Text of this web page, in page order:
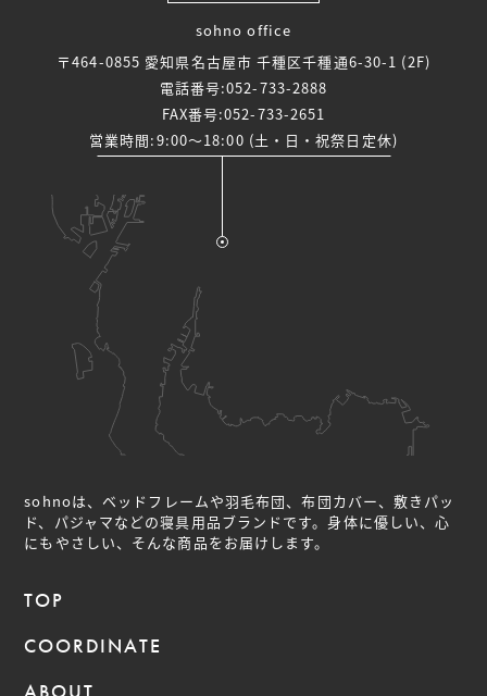
sohno office
〒464-0855 愛知県名古屋市 千種区千種通6-30-1 (2F)
電話番号:052-733-2888
FAX番号:052-733-2651
営業時間:9:00～18:00 (土・日・祝祭日定休)
sohnoは、ベッドフレームや羽毛布団、布団カバー、敷きパッ
ド、パジャマなどの寝具用品ブランドです。身体に優しい、心
にもやさしい、そんな商品をお届けします。
TOP
COORDINATE
ABOUT